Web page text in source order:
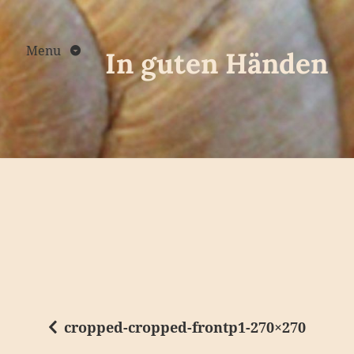
Skip
to
contentMenu In guten Händen
cropped-cropped-frontp1-270×270